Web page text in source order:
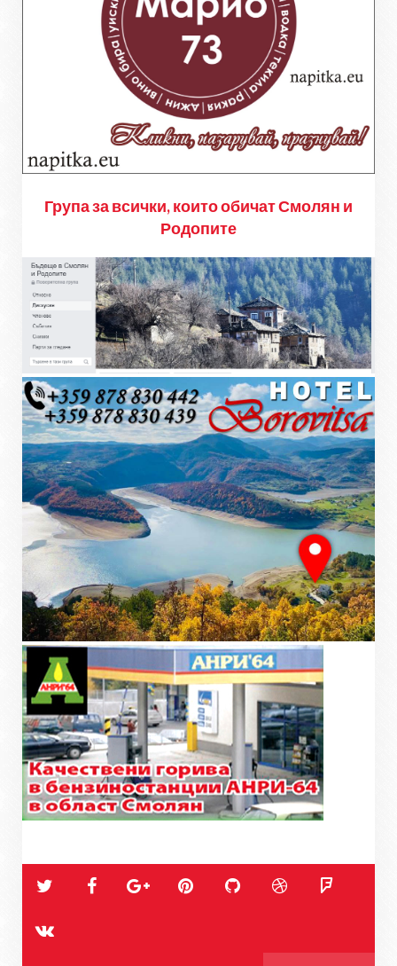
Група за всички, които обичат Смолян и
Родопите